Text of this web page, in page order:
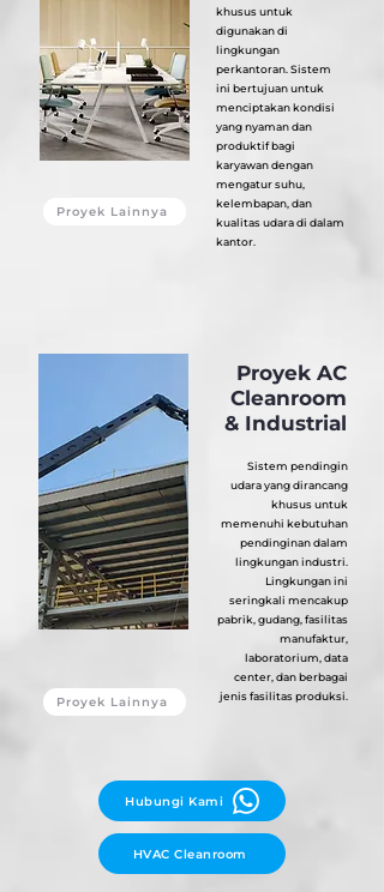
Proyek Lainnya
khusus untuk
digunakan di
lingkungan
perkantoran. Sistem
ini bertujuan untuk
menciptakan kondisi
yang nyaman dan
produktif bagi
karyawan dengan
mengatur suhu,
kelembapan, dan
kualitas udara di dalam
kantor.
Proyek Lainnya
Sistem pendingin
udara yang dirancang
khusus untuk
memenuhi kebutuhan
pendinginan dalam
lingkungan industri.
Lingkungan ini
seringkali mencakup
pabrik, gudang, fasilitas
manufaktur,
laboratorium, data
center, dan berbagai
jenis fasilitas produksi.
Proyek AC
Cleanroom
& Industrial
Hubungi Kami
HVAC Cleanroom